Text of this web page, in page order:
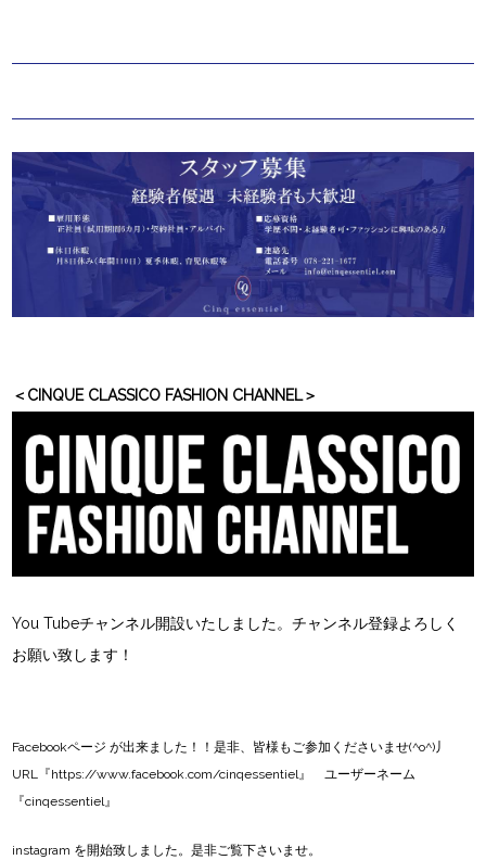
＜CINQUE CLASSICO FASHION CHANNEL＞
You Tubeチャンネル開設いたしました。チャンネル登録よろしく
お願い致します！
Facebookページ が出来ました！！是非、皆様もご参加くださいませ(^o^)丿
URL『https://www.facebook.com/cinqessentiel』 ユーザーネーム
『cinqessentiel』
instagram を開始致しました。是非ご覧下さいませ。